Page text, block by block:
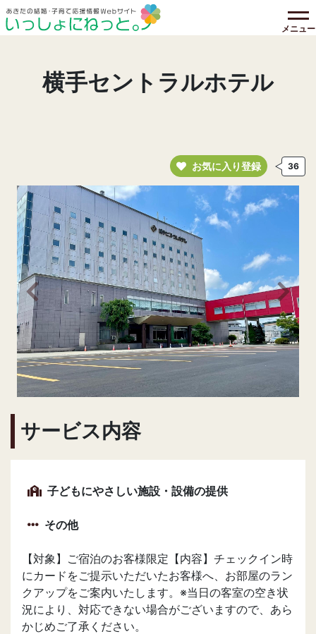
メニュー
横手セントラルホテル
お気に入り登録 36
前の画像へ 次の
サービス内容
子どもにやさしい施設・設備の提供
その他
【対象】ご宿泊のお客様限定【内容】チェックイン時
にカードをご提示いただいたお客様へ、お部屋のラン
クアップをご案内いたします。※当日の客室の空き状
況により、対応できない場合がございますので、あら
かじめご了承ください。